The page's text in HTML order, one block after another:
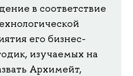
в соответствие
его бизнес-
изучаемых на
Архимейт,